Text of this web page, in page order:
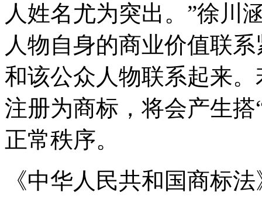
人姓名尤为突出。”徐川
人物自身的商业价值联
和该公众人物联系起来
注册为商标，将会产生
正常秩序。
《中华人民共和国商标